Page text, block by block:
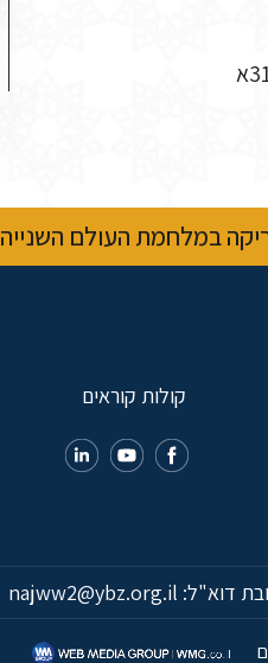
במלחמת העולם השנייה
קולות קוראים
דוא"ל: najww2@ybz.org.il